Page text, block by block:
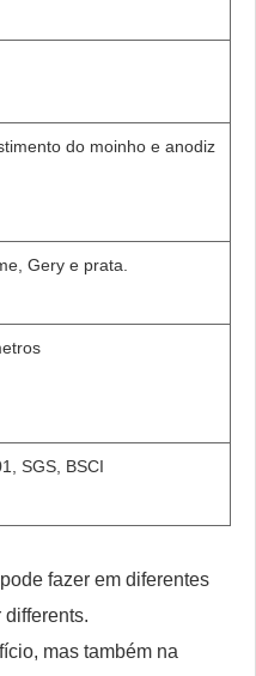
do moinho e anodiz
Gery e prata.
SGS, BSCI
fazer em diferentes
mas também na